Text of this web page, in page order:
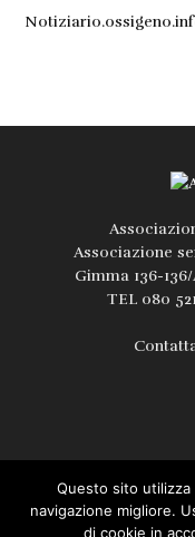
Associazione
Gimma 136-
TEL 080
Questo sito
navigazione migliore.
di cookie in